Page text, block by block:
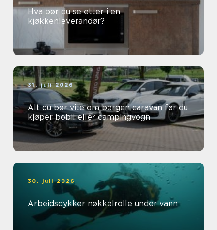
Hva bør du se etter i en
kjøkkenleverandør?
31. juli 2026
Alt du bør vite om bergen caravan før du
kjøper bobil eller campingvogn
30. juli 2026
Arbeidsdykker nøkkelrolle under vann